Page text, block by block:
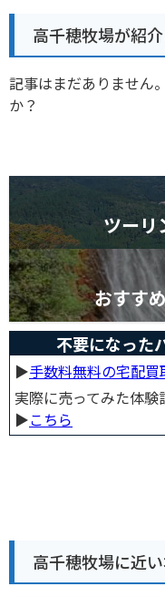
高千穂牧場が紹
記事はまだありません
か？
ツーリ
おすす
不要になった
▶︎手数料無料の宅配買
実際に売ってみた体験
▶︎こちら
高千穂牧場に近